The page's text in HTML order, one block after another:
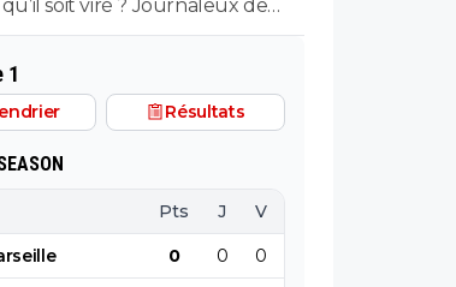
soit viré ? Journaleux de
1
Résultats
Pts J V
0 0 0